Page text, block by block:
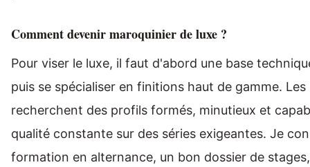
Comment devenir maroquinier de luxe ?
Pour viser le luxe, il faut d'abord une base
puis se spécialiser en finitions haut de gamme. Les
recherchent des profils formés, minutieux et
qualité constante sur des séries exigeantes. Je
formation en alternance, un bon dossier de